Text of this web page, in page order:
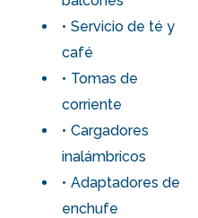
Servicio de té y
café
Tomas de
corriente
Cargadores
inalámbricos
Adaptadores de
enchufe